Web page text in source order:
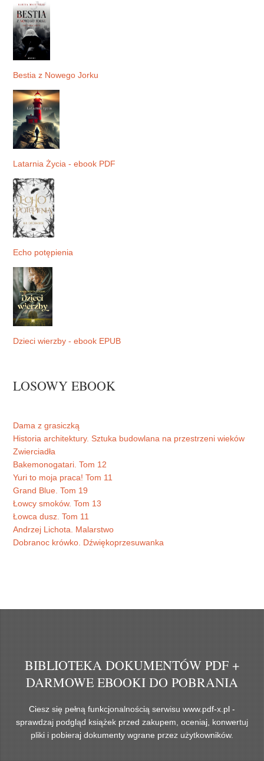
Bestia z Nowego Jorku
Latarnia Życia - ebook PDF
Echo potępienia
Dzieci wierzby - ebook EPUB
LOSOWY EBOOK
Dama z grasiczką
Historia architektury. Sztuka budowlana na przestrzeni wieków
Zwierciadła
Bakemonogatari. Tom 12
Yuri to moja praca! Tom 11
Grand Blue. Tom 19
Łowcy smoków. Tom 13
Łowca dusz. Tom 11
Andrzej Lichota. Malarstwo
Dobranoc krówko. Dźwiękoprzesuwanka
BIBLIOTEKA DOKUMENTÓW PDF +
DARMOWE EBOOKI DO POBRANIA
Ciesz się pełną funkcjonalnością serwisu www.pdf-x.pl -
sprawdzaj podgląd książek przed zakupem, oceniaj, konwertuj
pliki i pobieraj dokumenty wgrane przez użytkowników.